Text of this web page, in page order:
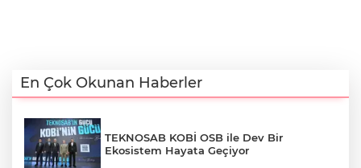
En Çok Okunan Haberler
TEKNOSAB KOBİ OSB ile Dev Bir
Ekosistem Hayata Geçiyor